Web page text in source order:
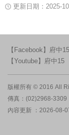
更新日期：2025-
【Facebook】府中15
【Youtube】府中15
版權所有 © 2016 All
傳真：(02)2968-3309
內容更新 ：2026-08-